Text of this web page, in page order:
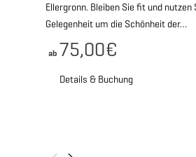
Ellergronn. Bleiben Sie fit und nutzen
Gelegenheit um die Schönheit der…
Details & Buchung
ab 75,00€